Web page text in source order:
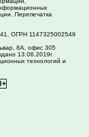
Перепечатка
ОГРН 1147325002549
8А, офис 305
13.06.2019г.
технологий и